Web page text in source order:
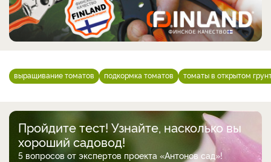
выращивание томатов подкормка томатов томаты в открытом
Пройдите тест! Узнайте, насколько вы
хороший садовод!
5 вопросов от экспертов проекта «Антонов сад»!